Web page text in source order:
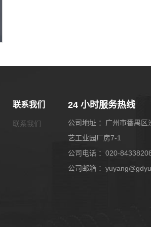
联系我们
联系我们
24 小时服务热线
公司地址 ：广州市番禺
艺工业园厂房7-1
公司电话 ：020-
公司邮箱 ：